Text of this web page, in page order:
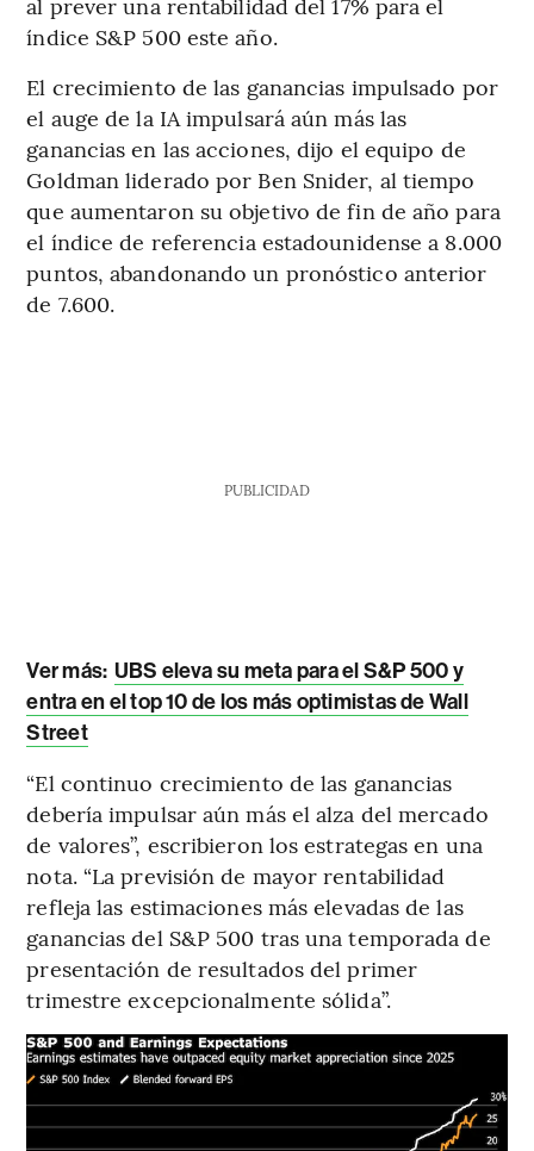
índice S&P 500 este año.
El crecimiento de las ganancias impulsado por
el auge de la IA impulsará aún más las
ganancias en las acciones, dijo el equipo de
Goldman liderado por Ben Snider, al tiempo
que aumentaron su objetivo de fin de año para
el índice de referencia estadounidense a 8.000
puntos, abandonando un pronóstico anterior
de 7.600.
PUBLICIDAD
Ver más: UBS eleva su meta para el S&P 500 y
entra en el top 10 de los más optimistas de Wall
Street
“El continuo crecimiento de las ganancias
debería impulsar aún más el alza del mercado
de valores”, escribieron los estrategas en una
nota. “La previsión de mayor rentabilidad
refleja las estimaciones más elevadas de las
ganancias del S&P 500 tras una temporada de
presentación de resultados del primer
trimestre excepcionalmente sólida”.